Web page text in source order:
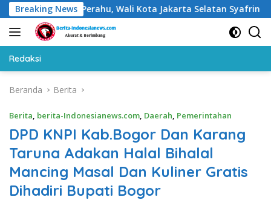
Langsung
ke
konten
Breaking News
Perahu, Wali Kota Jakarta Selatan Syafrin Liputo
Redaksi
Beranda Berita
Berita, berita-Indonesianews.com, Daerah, Pemerintahan
DPD KNPI Kab.Bogor Dan Karang
Taruna Adakan Halal Bihalal
Mancing Masal Dan Kuliner Gratis
Dihadiri Bupati Bogor